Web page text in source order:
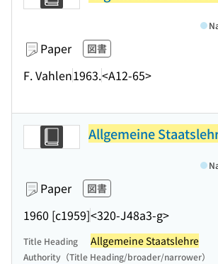
Paper 図書
F. Vahlen1963.<A12-65>
Allgemeine
Paper 図書
1960 [c1959]<320-J48a3-g>
Title Heading Allgemeine Staatslehre
Authority（Title Heading/broader/narrower）